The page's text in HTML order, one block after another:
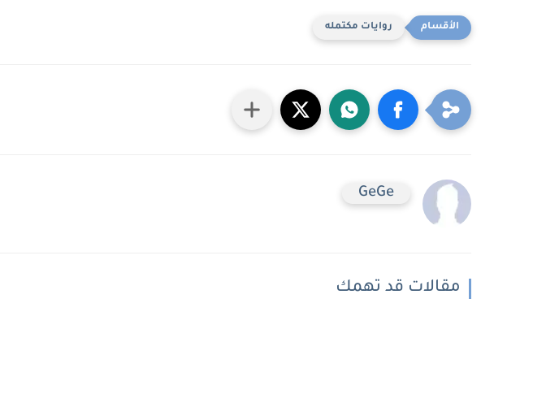
روايات مكتمله
GeGe
مقالات قد تهمك